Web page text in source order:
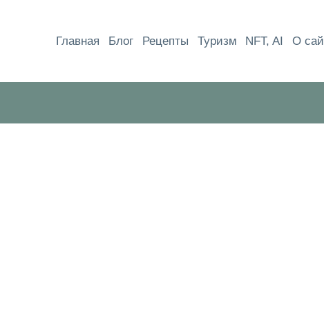
содержимомуГлавная Блог Рецепты Туризм NFT, AI О